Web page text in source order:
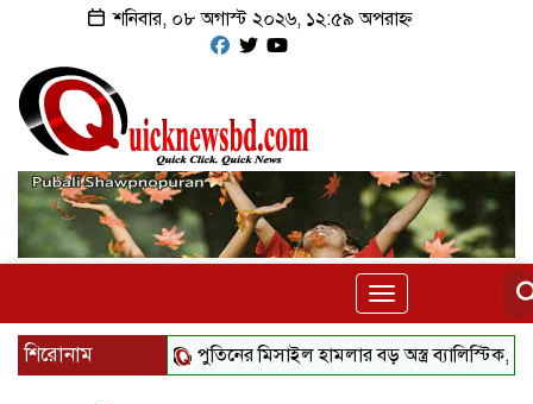
শনিবার, ০৮ অগাস্ট ২০২৬, ১২:৫৯ অপরাহ্ন
Toggle
navigation
শিরোনাম পুতিনের মিসাইল হামলার বড় অস্ত্র ব্যালিস্টিক, কী